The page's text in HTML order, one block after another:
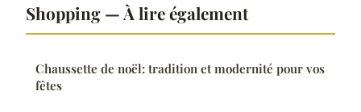
Shopping — À lire également
Chaussette de noël: tradition et modernité pour vos
fêtes